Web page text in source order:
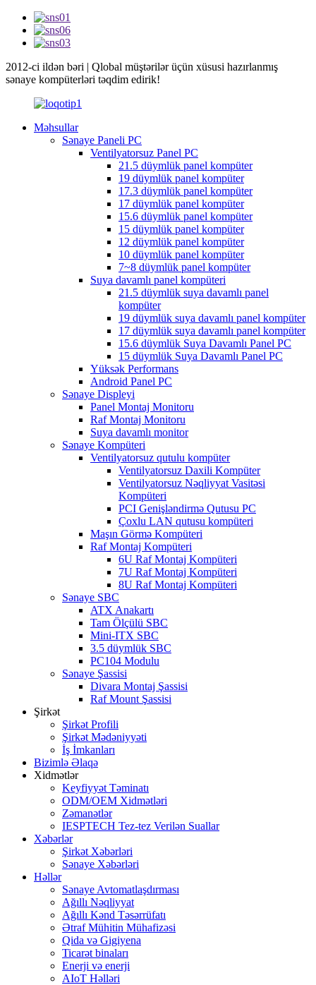
2012-ci ildən bəri | Qlobal müştərilər üçün xüsusi hazırlanmış
sənaye kompüterləri təqdim edirik!
Məhsullar
Sənaye Paneli PC
Ventilyatorsuz Panel PC
21.5 düymlük panel kompüter
19 düymlük panel kompüter
17.3 düymlük panel kompüter
17 düymlük panel kompüter
15.6 düymlük panel kompüter
15 düymlük panel kompüter
12 düymlük panel kompüter
10 düymlük panel kompüter
7~8 düymlük panel kompüter
Suya davamlı panel kompüteri
21.5 düymlük suya davamlı panel
kompüter
19 düymlük suya davamlı panel kompüter
17 düymlük suya davamlı panel kompüter
15.6 düymlük Suya Davamlı Panel PC
15 düymlük Suya Davamlı Panel PC
Yüksək Performans
Android Panel PC
Sənaye Displeyi
Panel Montaj Monitoru
Raf Montaj Monitoru
Suya davamlı monitor
Sənaye Kompüteri
Ventilyatorsuz qutulu kompüter
Ventilyatorsuz Daxili Kompüter
Ventilyatorsuz Nəqliyyat Vasitəsi
Kompüteri
PCI Genişləndirmə Qutusu PC
Çoxlu LAN qutusu kompüteri
Maşın Görmə Kompüteri
Raf Montaj Kompüteri
6U Raf Montaj Kompüteri
7U Raf Montaj Kompüteri
8U Raf Montaj Kompüteri
Sənaye SBC
ATX Anakartı
Tam Ölçülü SBC
Mini-ITX SBC
3.5 düymlük SBC
PC104 Modulu
Sənaye Şassisi
Divara Montaj Şassisi
Raf Mount Şassisi
Şirkət
Şirkət Profili
Şirkət Mədəniyyəti
İş İmkanları
Bizimlə Əlaqə
Xidmətlər
Keyfiyyət Təminatı
ODM/OEM Xidmətləri
Zəmanətlər
IESPTECH Tez-tez Verilən Suallar
Xəbərlər
Şirkət Xəbərləri
Sənaye Xəbərləri
Həllər
Sənaye Avtomatlaşdırması
Ağıllı Nəqliyyat
Ağıllı Kənd Təsərrüfatı
Ətraf Mühitin Mühafizəsi
Qida və Gigiyena
Ticarət binaları
Enerji və enerji
AIoT Həlləri